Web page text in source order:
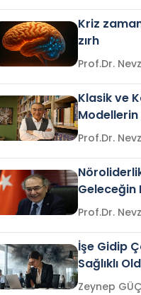
Kriz
zırh
Klasik ve
Modellerin
Liderlik”
Geleceğin
İşe Gidip
Sağlıklı
Gelir mi?